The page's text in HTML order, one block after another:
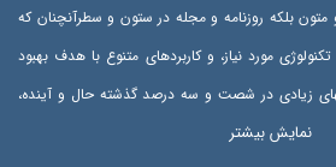
بلکه روزنامه و مجله در ستون و سطرآنچنان که
مورد نیاز، و کاربردهای متنوع با هدف بهبود
زیادی در شصت و سه درصد گذشته حال و آینده،
را می طلبد، تا با نرم افزارها شناخت بیشتری را
نمایش بیشتر